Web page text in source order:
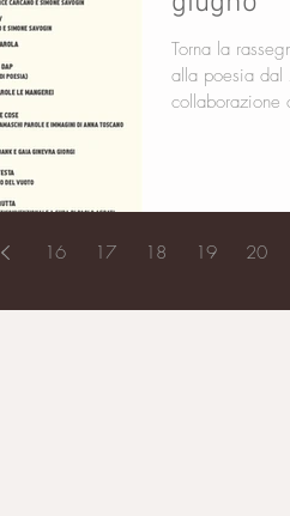
Torna la
alla poesia dal 7 al 16 giugno P³ Poesia al cubo in
collaborazione
16 17 18 19 20